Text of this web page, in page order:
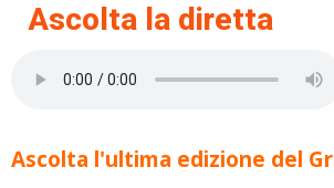
Ascolta la diretta
Ascolta l'ultima edizione del Gr